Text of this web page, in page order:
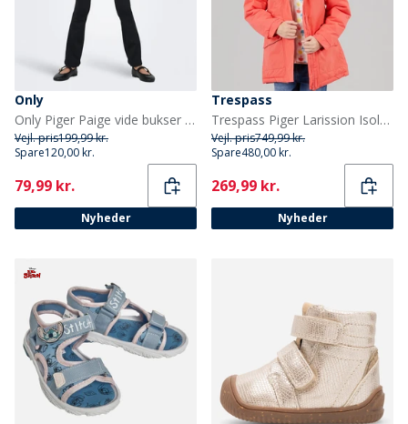
Only
Only Piger Paige vide bukser Sort
Vejl. pris199,99 kr.
Spare120,00 kr.
Current
79,99 kr.
Nyheder
Trespass
Trespass Piger Larission Isoleret Vandtæt Parka Soft Orange
Vejl. pris749,99 kr.
Spare480,00 kr.
Current
269,99 kr.
Nyheder